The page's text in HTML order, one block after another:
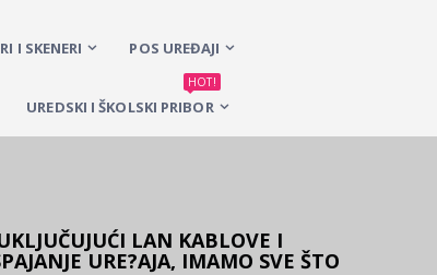
I SKENERI POS UREĐAJI
UREDSKI I ŠKOLSKI PRIBOR
HOT!
LAN KABLOVE I
URE?AJA, IMAMO SVE ŠTO